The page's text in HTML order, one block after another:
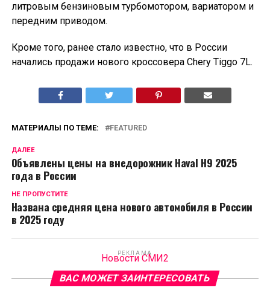
литровым бензиновым турбомотором, вариатором и
передним приводом.
Кроме того, ранее стало известно, что в России
начались продажи нового кроссовера Chery Tiggo 7L.
МАТЕРИАЛЫ ПО ТЕМЕ: FEATURED
ДАЛЕЕ
Объявлены цены на внедорожник Haval H9 2025
года в России
НЕ ПРОПУСТИТЕ
Названа средняя цена нового автомобиля в России
в 2025 году
РЕКЛАМА
Новости СМИ2
ВАС МОЖЕТ ЗАИНТЕРЕСОВАТЬ